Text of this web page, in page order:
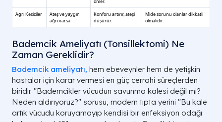
Bademcik Ameliyatı (Tonsillektomi) Ne
Zaman Gereklidir?
Bademcik ameliyatı, hem ebeveynler hem de yetişkin
hastalar için karar vermesi en güç cerrahi süreçlerden
biridir. "Bademcikler vücudun savunma kalesi değil mi?
Neden aldırıyoruz?" sorusu, modern tıpta yerini "Bu kale
artık vücudu koruyamayıp kendisi bir enfeksiyon odağı